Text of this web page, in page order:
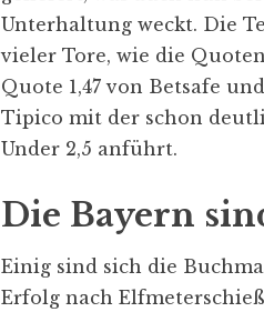
Unterhaltung weckt. Die
vieler Tore, wie die
Quote 1,47 von Betsafe
Tipico mit der schon
Under 2,5 anführt.
Die Bayern
Einig sind sich die
Erfolg nach